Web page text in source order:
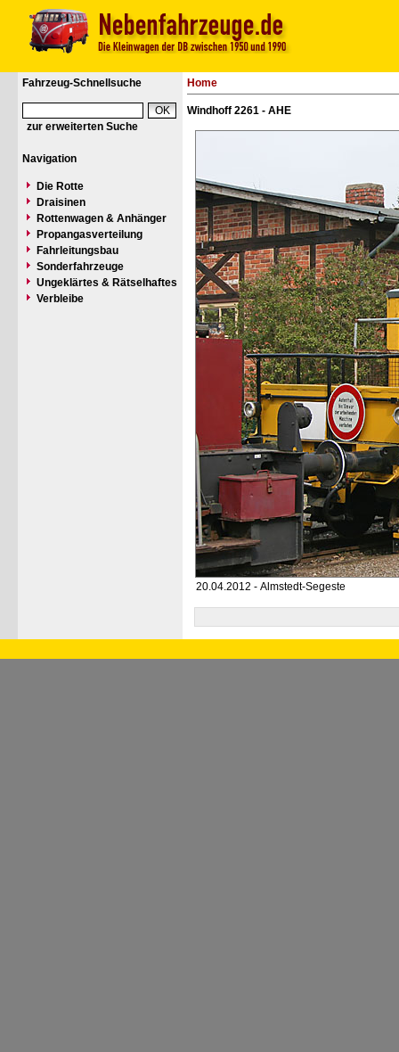
Fahrzeug-Schnellsuche
zur erweiterten Suche
Navigation
Die Rotte
Draisinen
Rottenwagen & Anhänger
Propangasverteilung
Fahrleitungsbau
Sonderfahrzeuge
Ungeklärtes & Rätselhaftes
Verbleibe
Home
Windhoff 2261 - AHE
20.04.2012 - Almstedt-Segeste